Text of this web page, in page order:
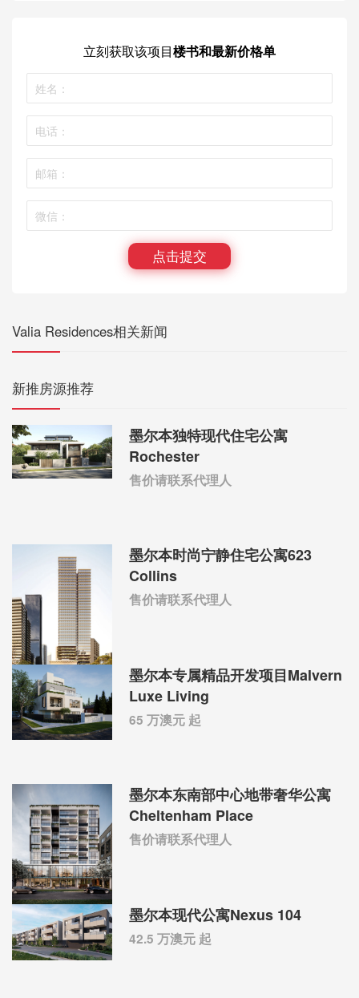
立刻获取该项目楼书和最新价格单
点击提交
Valia Residences相关新闻
新推房源推荐
墨尔本独特现代住宅公寓
Rochester
售价请联系代理人
墨尔本时尚宁静住宅公寓623
Collins
售价请联系代理人
墨尔本专属精品开发项目Malvern
Luxe Living
65 万澳元 起
墨尔本东南部中心地带奢华公寓
Cheltenham Place
售价请联系代理人
墨尔本现代公寓Nexus 104
42.5 万澳元 起